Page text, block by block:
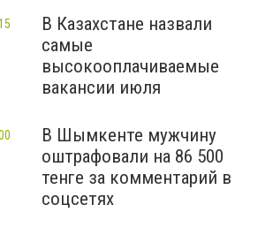
В Казахстане назвали
самые
высокооплачиваемые
вакансии июля
В Шымкенте мужчину
оштрафовали на 86 500
тенге за комментарий в
соцсетях